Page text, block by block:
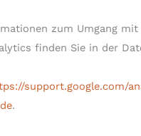
zum Umgang
finden Sie in der
support.google.com/
.